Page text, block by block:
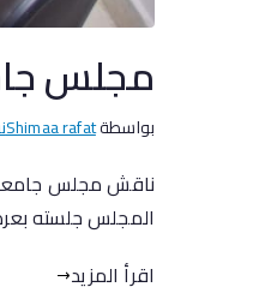
مجلس
بواسطةShimaa rafat
المجلس جلسته
اقرأ المزيد